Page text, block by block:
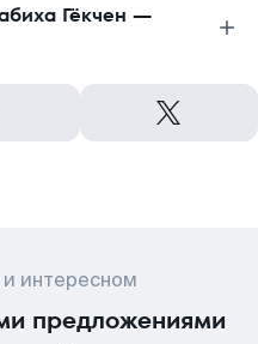
Гёкчен —
интересном
предложениями